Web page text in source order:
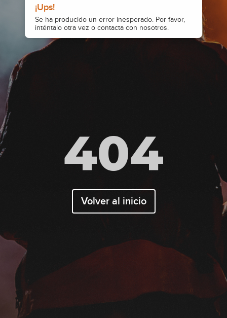
¡Ups!
Se ha producido un error inesperado. Por favor,
inténtalo otra vez o contacta con nosotros.
404
Volver al inicio